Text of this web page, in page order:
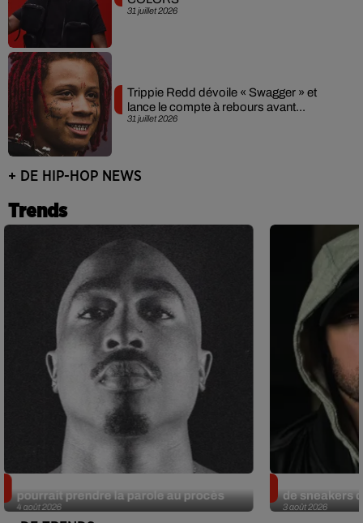
31 juillet 2026
31 juillet 2026
Trippie Redd dévoile « Swagger » et
lance le compte à rebours avant...
+ DE HIP-HOP NEWS
Trends
4 août 2026
pourrait prendre la parole au procès
3 août 2026
de sneakers